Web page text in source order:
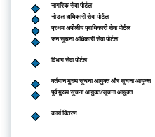
नागरिक सेवा पोर्टल
नोडल अधिकारी सेवा पोर्टल
प्रथम अपीलीय प्राधिकारी सेवा पोर्टल
जन सूचना अधिकारी सेवा पोर्टल
विभाग सेवा पोर्टल
वर्तमान मुख्य सूचना आयुक्त और सूचना आयुक्त
पूर्व मुख्य सूचना आयुक्त/सूचना आयुक्त
कार्य वितरण